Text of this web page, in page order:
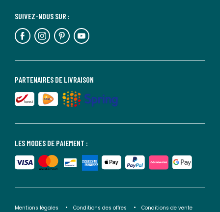
LES MODES DE PAIEMENT :
PARTENAIRES DE LIVRAISON
SUIVEZ-NOUS SUR :
Mentions légales Conditions des offres
Conditions de vente